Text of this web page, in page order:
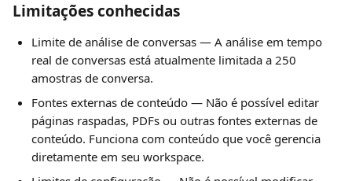
Limitações conhecidas
Limite de análise de conversas — A análise em tempo
real de conversas está atualmente limitada a 250
amostras de conversa.
Fontes externas de conteúdo — Não é possível editar
páginas raspadas, PDFs ou outras fontes externas de
conteúdo. Funciona com conteúdo que você gerencia
diretamente em seu workspace.